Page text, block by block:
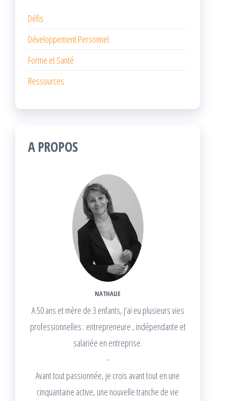
Défis
Développement Personnel
Forme et Santé
Ressources
A PROPOS
NATHALIE
A 50 ans et mère de 3 enfants, j'ai eu plusieurs vies
professionnelles : entrepreneure , indépendante et
salariée en entreprise.
-
Avant tout passionnée, je crois avant tout en une
cinquantaine active, une nouvelle tranche de vie